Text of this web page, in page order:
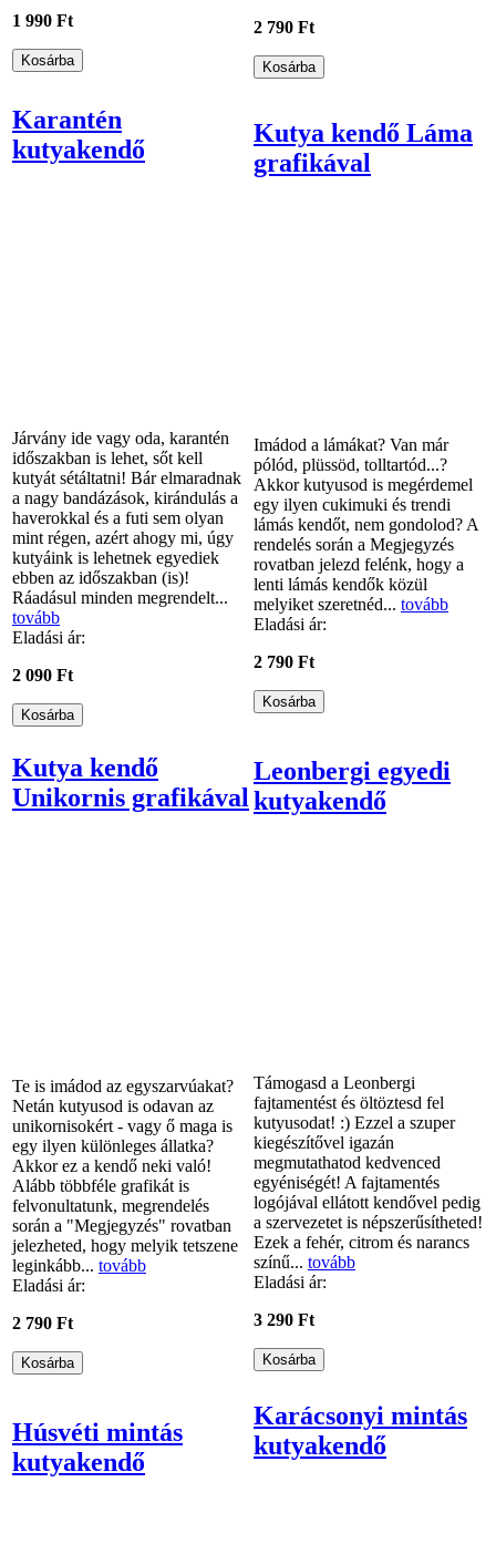
1 990 Ft
2 790 Ft
Karantén
kutyakendő
Járvány ide vagy oda, karantén
időszakban is lehet, sőt kell
kutyát sétáltatni! Bár elmaradnak
a nagy bandázások, kirándulás a
haverokkal és a futi sem olyan
mint régen, azért ahogy mi, úgy
kutyáink is lehetnek egyediek
ebben az időszakban (is)!
Ráadásul minden megrendelt...
tovább
Eladási ár:
2 090 Ft
Kutya kendő Láma
grafikával
Imádod a lámákat? Van már
pólód, plüssöd, tolltartód...?
Akkor kutyusod is megérdemel
egy ilyen cukimuki és trendi
lámás kendőt, nem gondolod? A
rendelés során a Megjegyzés
rovatban jelezd felénk, hogy a
lenti lámás kendők közül
melyiket szeretnéd... tovább
Eladási ár:
2 790 Ft
Kutya kendő
Unikornis grafikával
Te is imádod az egyszarvúakat?
Netán kutyusod is odavan az
unikornisokért - vagy ő maga is
egy ilyen különleges állatka?
Akkor ez a kendő neki való!
Alább többféle grafikát is
felvonultatunk, megrendelés
során a "Megjegyzés" rovatban
jelezheted, hogy melyik tetszene
leginkább... tovább
Eladási ár:
2 790 Ft
Leonbergi egyedi
kutyakendő
Támogasd a Leonbergi
fajtamentést és öltöztesd fel
kutyusodat! :) Ezzel a szuper
kiegészítővel igazán
megmutathatod kedvenced
egyéniségét! A fajtamentés
logójával ellátott kendővel pedig
a szervezetet is népszerűsítheted!
Ezek a fehér, citrom és narancs
színű... tovább
Eladási ár:
3 290 Ft
Húsvéti mintás
kutyakendő
Karácsonyi mintás
kutyakendő